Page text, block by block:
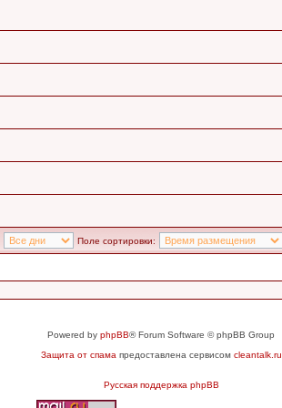
Поле сортировки:
Powered by phpBB® Forum Software © phpBB Group
Защита от спама предоставлена сервисом cleantalk.ru
Русская поддержка phpBB